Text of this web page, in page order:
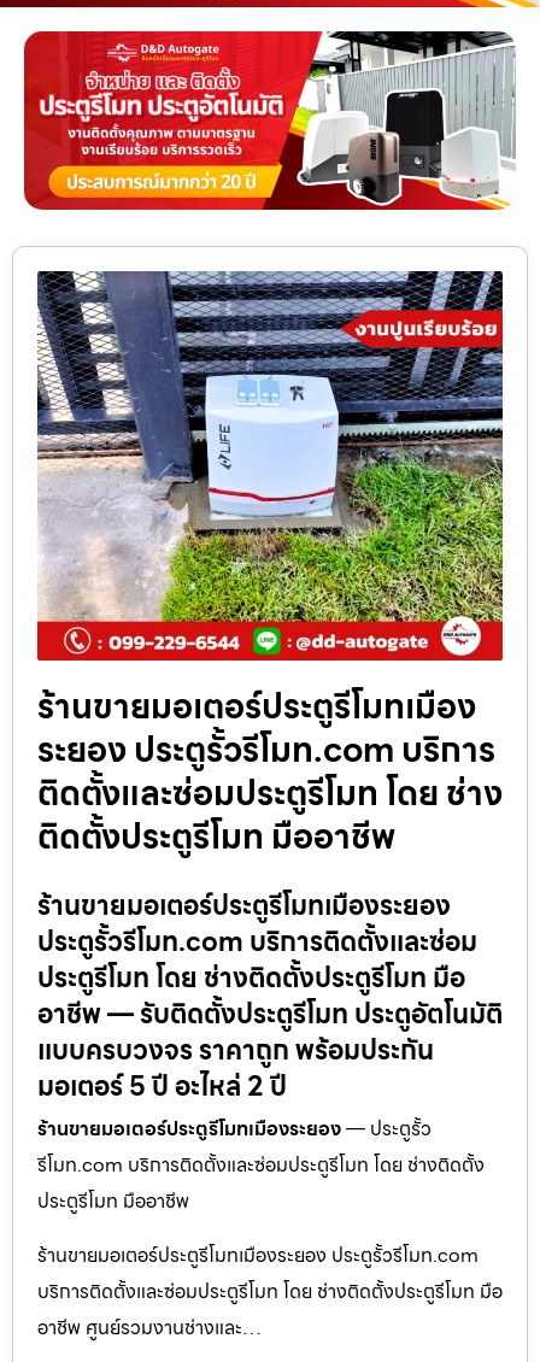
ร้านขายมอเตอร์ประตูรีโมทเมือง
ระยอง ประตูรั้วรีโมท.com บริการ
ติดตั้งและซ่อมประตูรีโมท โดย ช่าง
ติดตั้งประตูรีโมท มืออาชีพ
ร้านขายมอเตอร์ประตูรีโมทเมืองระยอง
ประตูรั้วรีโมท.com บริการติดตั้งและซ่อม
ประตูรีโมท โดย ช่างติดตั้งประตูรีโมท มือ
อาชีพ — รับติดตั้งประตูรีโมท ประตูอัตโนมัติ
แบบครบวงจร ราคาถูก พร้อมประกัน
มอเตอร์ 5 ปี อะไหล่ 2 ปี
ร้านขายมอเตอร์ประตูรีโมทเมืองระยอง— ประตูรั้ว
รีโมท.com บริการติดตั้งและซ่อมประตูรีโมท โดย ช่างติดตั้ง
ประตูรีโมท มืออาชีพ
ร้านขายมอเตอร์ประตูรีโมทเมืองระยอง ประตูรั้วรีโมท.com
บริการติดตั้งและซ่อมประตูรีโมท โดย ช่างติดตั้งประตูรีโมท มือ
อาชีพ ศูนย์รวมงานช่างและ…